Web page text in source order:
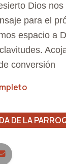
Dios
para el
espacio a
conversión
DE LA